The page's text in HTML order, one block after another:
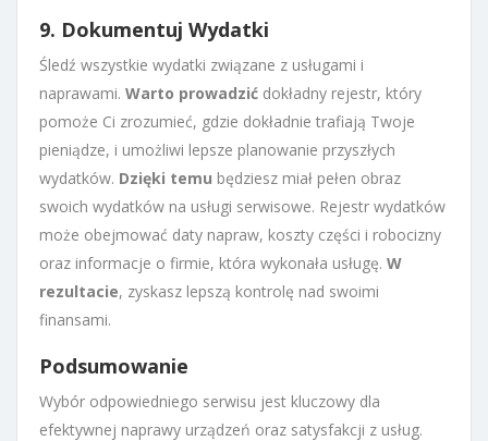
9. Dokumentuj Wydatki
Śledź wszystkie wydatki związane z usługami i
naprawami. Warto prowadzić dokładny rejestr, który
pomoże Ci zrozumieć, gdzie dokładnie trafiają Twoje
pieniądze, i umożliwi lepsze planowanie przyszłych
wydatków. Dzięki temu będziesz miał pełen obraz
swoich wydatków na usługi serwisowe. Rejestr wydatków
może obejmować daty napraw, koszty części i robocizny
oraz informacje o firmie, która wykonała usługę. W
rezultacie, zyskasz lepszą kontrolę nad swoimi
finansami.
Podsumowanie
Wybór odpowiedniego serwisu jest kluczowy dla
efektywnej naprawy urządzeń oraz satysfakcji z usług.